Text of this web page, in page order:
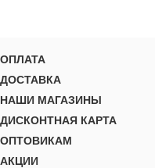
ОПЛАТА
ДОСТАВКА
НАШИ МАГАЗИНЫ
ДИСКОНТНАЯ КАРТА
ОПТОВИКАМ
АКЦИИ